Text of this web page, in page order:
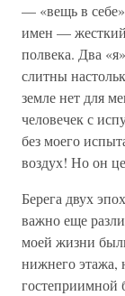
— «вещь в
имен — жесткий
полвека. Два
слитны
земле нет для
человечек с
без моего
воздух! Но он
Берега двух
важно еще
моей жизни
нижнего этажа,
гостеприимной